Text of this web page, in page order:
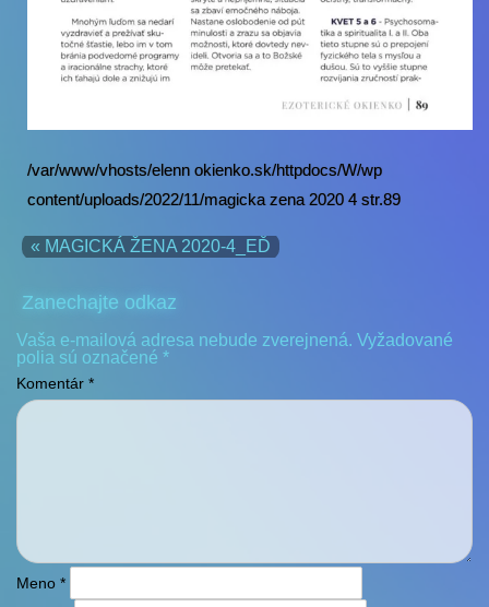
/var/www/vhosts/elenn okienko.sk/httpdocs/W/wp
content/uploads/2022/11/magicka zena 2020 4 str.89
« MAGICKÁ ŽENA 2020-4_EĎ
Zanechajte odkaz
Vaša e-mailová adresa nebude zverejnená. Vyžadované
polia sú označené *
Komentár *
Meno *